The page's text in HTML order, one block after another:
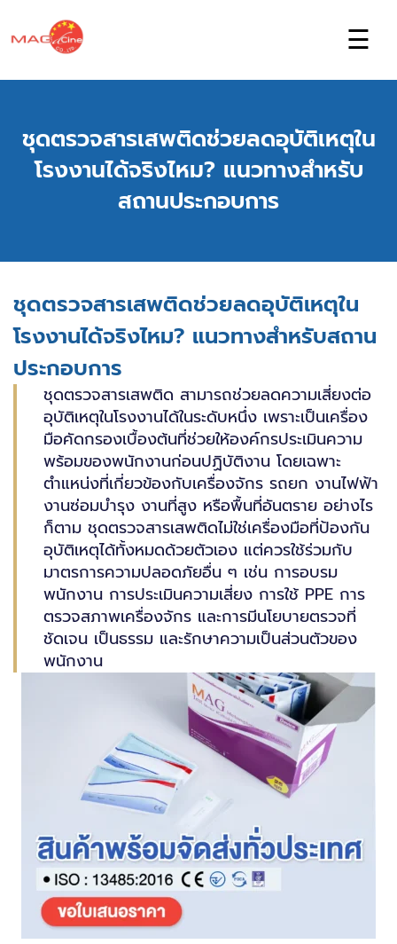
☰
ชุดตรวจสารเสพติดช่วยลดอุบัติเหตุใน
โรงงานได้จริงไหม? แนวทางสำหรับ
สถานประกอบการ
ชุดตรวจสารเสพติดช่วยลดอุบัติเหตุใน
โรงงานได้จริงไหม? แนวทางสำหรับสถาน
ประกอบการ
ชุดตรวจสารเสพติด สามารถช่วยลดความเสี่ยงต่อ
อุบัติเหตุในโรงงานได้ในระดับหนึ่ง เพราะเป็นเครื่อง
มือคัดกรองเบื้องต้นที่ช่วยให้องค์กรประเมินความ
พร้อมของพนักงานก่อนปฏิบัติงาน โดยเฉพาะ
ตำแหน่งที่เกี่ยวข้องกับเครื่องจักร รถยก งานไฟฟ้า
งานซ่อมบำรุง งานที่สูง หรือพื้นที่อันตราย อย่างไร
ก็ตาม ชุดตรวจสารเสพติดไม่ใช่เครื่องมือที่ป้องกัน
อุบัติเหตุได้ทั้งหมดด้วยตัวเอง แต่ควรใช้ร่วมกับ
มาตรการความปลอดภัยอื่น ๆ เช่น การอบรม
พนักงาน การประเมินความเสี่ยง การใช้ PPE การ
ตรวจสภาพเครื่องจักร และการมีนโยบายตรวจที่
ชัดเจน เป็นธรรม และรักษาความเป็นส่วนตัวของ
พนักงาน